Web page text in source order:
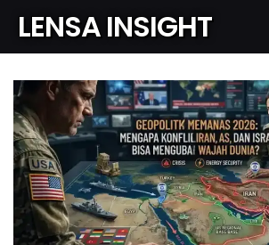
LENSA INSIGHT